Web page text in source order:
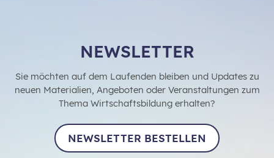
NEWSLETTER
Sie möchten auf dem Laufenden bleiben und Updates zu
neuen Materialien, Angeboten oder Veranstaltungen zum
Thema Wirtschaftsbildung erhalten?
NEWSLETTER BESTELLEN